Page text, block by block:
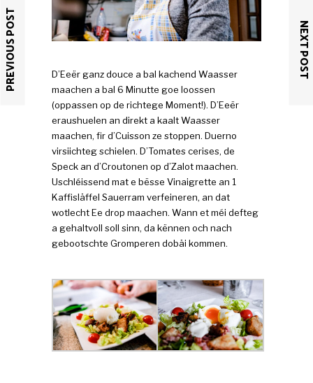
D’Eeër ganz douce a bal kachend Waasser
maachen a bal 6 Minutte goe loossen
(oppassen op de richtege Moment!). D’Eeër
eraushuelen an direkt a kaalt Waasser
maachen, fir d’Cuisson ze stoppen. Duerno
virsiichteg schielen. D’Tomates cerises, de
Speck an d’Croutonen op d’Zalot maachen.
Uschléissend mat e bësse Vinaigrette an 1
Kaffisläffel Sauerram verfeineren, an dat
wotlecht Ee drop maachen. Wann et méi defteg
a gehaltvoll soll sinn, da kënnen och nach
gebootschte Gromperen dobäi kommen.
PREVIOUS POST NEXT POST